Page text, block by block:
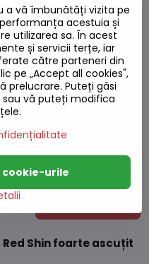
Adaugă la Coș
cruzi crocanți
tăieței picanți 140g
Shin foarte ascuțit
a vă îmbunătăți vizita pe
acestuia și
utilizarea sa. În acest
și servicii terțe, iar
către parteneri din
pe „Accept all cookies",
prelucrare. Puteți găsi
vă puteți modifica
urile